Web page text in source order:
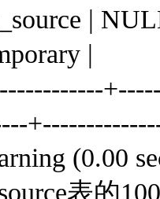
|
|
(0.00
表的